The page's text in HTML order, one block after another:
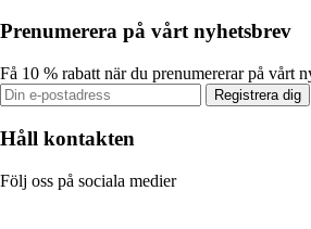
Prenumerera på vårt nyhetsbrev
Få 10 % rabatt när du prenumererar på vårt
Registrera dig
Håll kontakten
Följ oss på sociala medier